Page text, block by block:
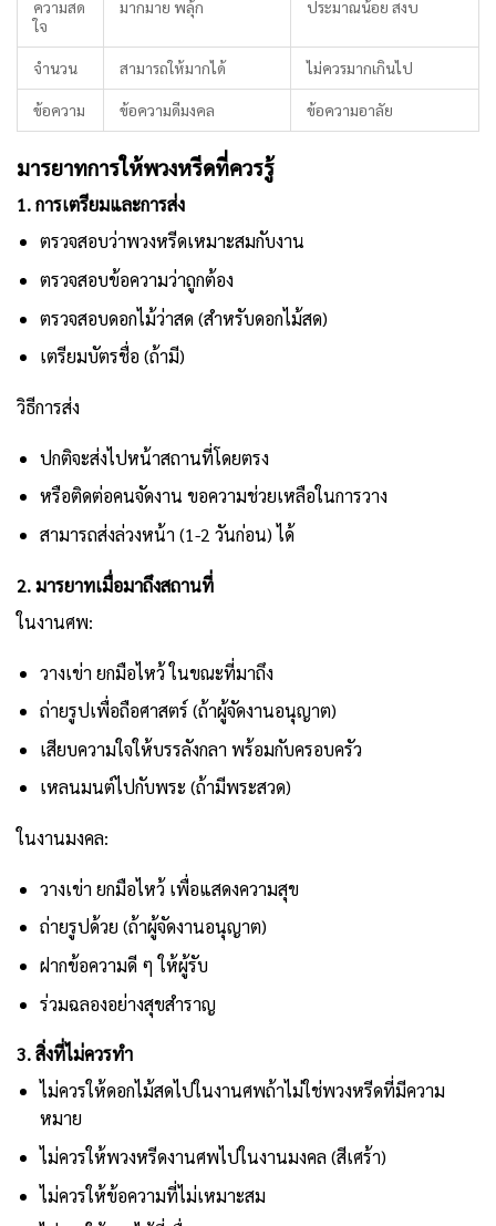
ความสด
ใจ
มากมาย พลุ้ก ประมาณน้อย สงบ
จำนวน สามารถให้มากได้ ไม่ควรมากเกินไป
ข้อความ ข้อความดีมงคล ข้อความอาลัย
มารยาทการให้พวงหรีดที่ควรรู้
1. การเตรียมและการส่ง
ตรวจสอบว่าพวงหรีดเหมาะสมกับงาน
ตรวจสอบข้อความว่าถูกต้อง
ตรวจสอบดอกไม้ว่าสด (สำหรับดอกไม้สด)
เตรียมบัตรชื่อ (ถ้ามี)
วิธีการส่ง
ปกติจะส่งไปหน้าสถานที่โดยตรง
หรือติดต่อคนจัดงาน ขอความช่วยเหลือในการวาง
สามารถส่งล่วงหน้า (1-2 วันก่อน) ได้
2. มารยาทเมื่อมาถึงสถานที่
ในงานศพ:
วางเข่า ยกมือไหว้ ในขณะที่มาถึง
ถ่ายรูปเพื่อถือศาสตร์ (ถ้าผู้จัดงานอนุญาต)
เสียบความใจให้บรรลังกลา พร้อมกับครอบครัว
เหลนมนต์ไปกับพระ (ถ้ามีพระสวด)
ในงานมงคล:
วางเข่า ยกมือไหว้ เพื่อแสดงความสุข
ถ่ายรูปด้วย (ถ้าผู้จัดงานอนุญาต)
ฝากข้อความดี ๆ ให้ผู้รับ
ร่วมฉลองอย่างสุขสำราญ
3. สิ่งที่ไม่ควรทำ
ไม่ควรให้ดอกไม้สดไปในงานศพถ้าไม่ใช่พวงหรีดที่มีความ
หมาย
ไม่ควรให้พวงหรีดงานศพไปในงานมงคล (สีเศร้า)
ไม่ควรให้ข้อความที่ไม่เหมาะสม